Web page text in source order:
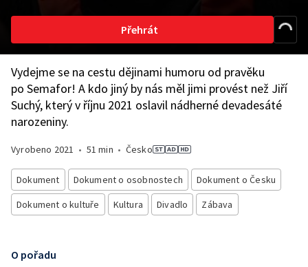
Přehrát
Vydejme se na cestu dějinami humoru od pravěku
po Semafor! A kdo jiný by nás měl jimi provést než Jiří
Suchý, který v říjnu 2021 oslavil nádherné devadesáté
narozeniny.
Vyrobeno 2021 • 51 min • Česko
Dokument Dokument o osobnostech
Dokument o Česku
Dokument o kultuře
Kultura Divadlo Zábava
O pořadu